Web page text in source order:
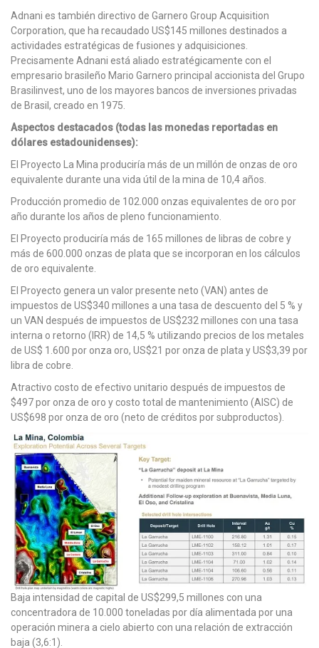
Adnani es también directivo de Garnero Group Acquisition
Corporation, que ha recaudado US$145 millones destinados a
actividades estratégicas de fusiones y adquisiciones.
Precisamente Adnani está aliado estratégicamente con el
empresario brasileño Mario Garnero principal accionista del Grupo
Brasilinvest, uno de los mayores bancos de inversiones privadas
de Brasil, creado en 1975.
Aspectos destacados (todas las monedas reportadas en
dólares estadounidenses):
El Proyecto La Mina produciría más de un millón de onzas de oro
equivalente durante una vida útil de la mina de 10,4 años.
Producción promedio de 102.000 onzas equivalentes de oro por
año durante los años de pleno funcionamiento.
El Proyecto produciría más de 165 millones de libras de cobre y
más de 600.000 onzas de plata que se incorporan en los cálculos
de oro equivalente.
El Proyecto genera un valor presente neto (VAN) antes de
impuestos de US$340 millones a una tasa de descuento del 5 % y
un VAN después de impuestos de US$232 millones con una tasa
interna o retorno (IRR) de 14,5 % utilizando precios de los metales
de US$ 1.600 por onza oro, US$21 por onza de plata y US$3,39 por
libra de cobre.
Atractivo costo de efectivo unitario después de impuestos de
$497 por onza de oro y costo total de mantenimiento (AISC) de
US$698 por onza de oro (neto de créditos por subproductos).
Baja intensidad de capital de US$299,5 millones con una
concentradora de 10.000 toneladas por día alimentada por una
operación minera a cielo abierto con una relación de extracción
baja (3,6:1).